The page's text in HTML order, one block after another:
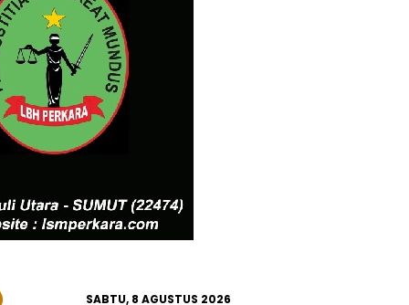
SABTU, 8 AGUSTUS 2026